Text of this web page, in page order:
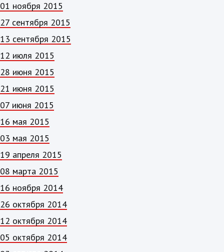
01 ноября 2015
27 сентября 2015
13 сентября 2015
12 июля 2015
28 июня 2015
21 июня 2015
07 июня 2015
16 мая 2015
03 мая 2015
19 апреля 2015
08 марта 2015
16 ноября 2014
26 октября 2014
12 октября 2014
05 октября 2014